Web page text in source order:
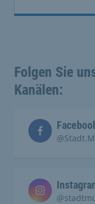
Folgen Sie
Kanälen: